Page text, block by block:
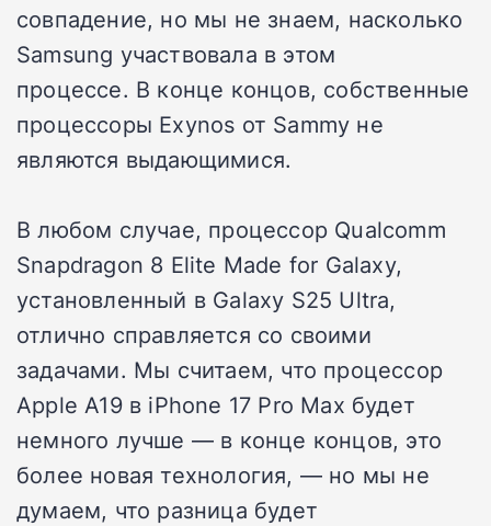
совпадение, но мы не знаем, насколько
Samsung участвовала в этом
процессе. В конце концов, собственные
процессоры Exynos от Sammy не
являются выдающимися.
В любом случае, процессор Qualcomm
Snapdragon 8 Elite Made for Galaxy,
установленный в Galaxy S25 Ultra,
отлично справляется со своими
задачами. Мы считаем, что процессор
Apple A19 в iPhone 17 Pro Max будет
немного лучше — в конце концов, это
более новая технология, — но мы не
думаем, что разница будет